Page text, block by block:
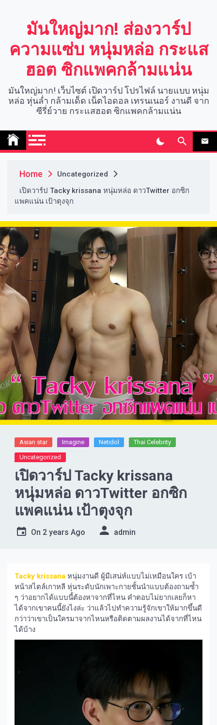
มันใหญ่มาก! ส่องวาร์ป
ความแซ่บ หนุ่มหล่อ กระแส
ฮอต ซิกแพคกล้ามแน่น
มันใหญ่มาก! เว็บไซต์ เปิดวาร์ป โปรไฟล์ นายแบบ หนุ่ม
หล่อ หุ่นล่ำ กล้ามเด็ด เน็ตไอดอล เทรนเนอร์ งานดี จาก
ซีรี่ย์วาย กระแสฮอต ซิกแพคกล้ามแน่น
Home
Uncategorized
เปิดวาร์ป Tacky krissana หนุ่มหล่อ ดาวTwitter อกซิก
แพคแน่น เป้าตุงจุก
Asian star Imagine​ Netidol Thai Celebrity
Uncategorized
เปิดวาร์ป Tacky krissana
หนุ่มหล่อ ดาวTwitter อกซิก
แพคแน่น เป้าตุงจุก
On 2 years Ago admin
Tacky krissana หนุ่มงานดี ผู้มีเสน่ห์แบบไม่เหมือนใคร เบ้า
หน้าสไตล์เกาหลี หุ่นระดับนักเพาะกายชั้นนำแบบต้องถามซ้ำ
ๆ ว่าอยากได้แบบนี้ต้องหาจากที่ไหน คำตอบไม่ยากเลยก็หา
ได้จากเขาคนนี้ยังไงล่ะ ว่าแล้วไปทำความรู้จักเขาให้มากขึ้นดี
กว่าว่าเขาเป็นใครมาจากไหนหรือติดตามผลงานได้จากที่ไหน
ได้บ้าง